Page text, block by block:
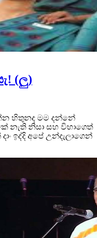
(ලු)
හිතුනද මම දන්නේ
නැති නිසා සහ විභාගෙත්
ඉද්දි අපේ උන්දැලාගෙන්